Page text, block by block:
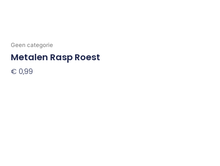
Geen categorie
Metalen Rasp Roest
€ 0,99